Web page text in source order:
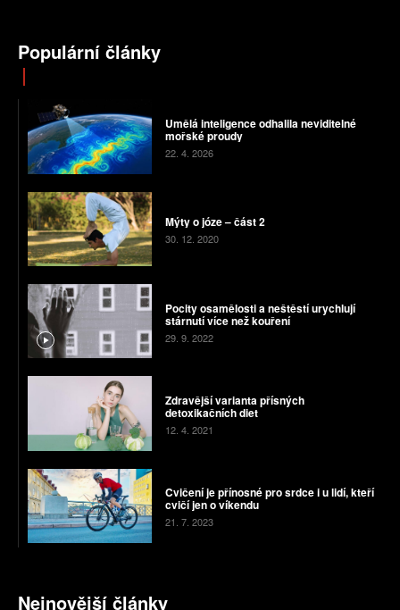
Populární články
Umělá inteligence odhalila neviditelné
mořské proudy
22. 4. 2026
Mýty o józe – část 2
30. 12. 2020
Pocity osamělosti a neštěstí urychlují
stárnutí více než kouření
29. 9. 2022
Zdravější varianta přísných
detoxikačních diet
12. 4. 2021
Cvičení je přínosné pro srdce i u lidí, kteří
cvičí jen o víkendu
21. 7. 2023
Nejnovější články